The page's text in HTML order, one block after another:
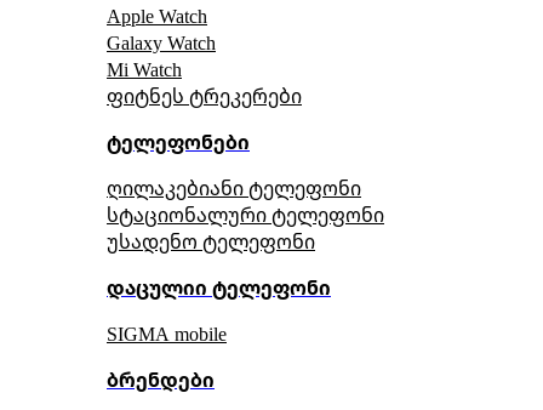
Apple Watch
Galaxy Watch
Mi Watch
ფიტნეს ტრეკერები
ტელეფონები
ღილაკებიანი ტელეფონი
სტაციონალური ტელეფონი
უსადენო ტელეფონი
დაცულიი ტელეფონი
SIGMA mobile
ბრენდები